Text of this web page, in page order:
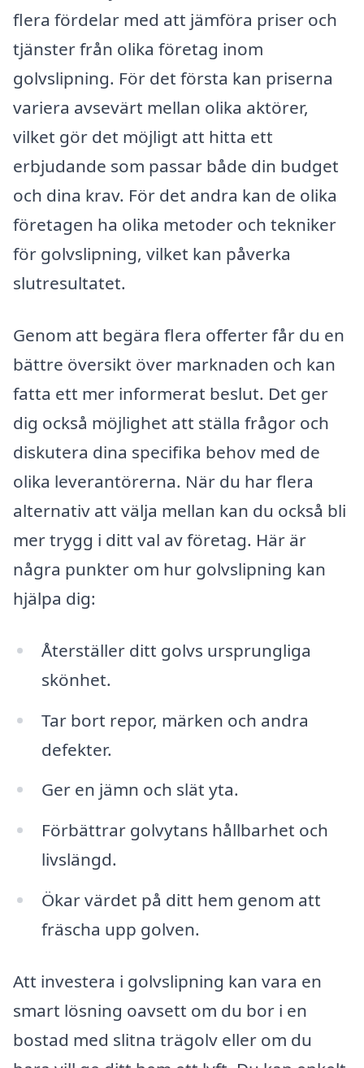
flera fördelar med att jämföra priser och
tjänster från olika företag inom
golvslipning. För det första kan priserna
variera avsevärt mellan olika aktörer,
vilket gör det möjligt att hitta ett
erbjudande som passar både din budget
och dina krav. För det andra kan de olika
företagen ha olika metoder och tekniker
för golvslipning, vilket kan påverka
slutresultatet.
Genom att begära flera offerter får du en
bättre översikt över marknaden och kan
fatta ett mer informerat beslut. Det ger
dig också möjlighet att ställa frågor och
diskutera dina specifika behov med de
olika leverantörerna. När du har flera
alternativ att välja mellan kan du också bli
mer trygg i ditt val av företag. Här är
några punkter om hur golvslipning kan
hjälpa dig:
Återställer ditt golvs ursprungliga
skönhet.
Tar bort repor, märken och andra
defekter.
Ger en jämn och slät yta.
Förbättrar golvytans hållbarhet och
livslängd.
Ökar värdet på ditt hem genom att
fräscha upp golven.
Att investera i golvslipning kan vara en
smart lösning oavsett om du bor i en
bostad med slitna trägolv eller om du